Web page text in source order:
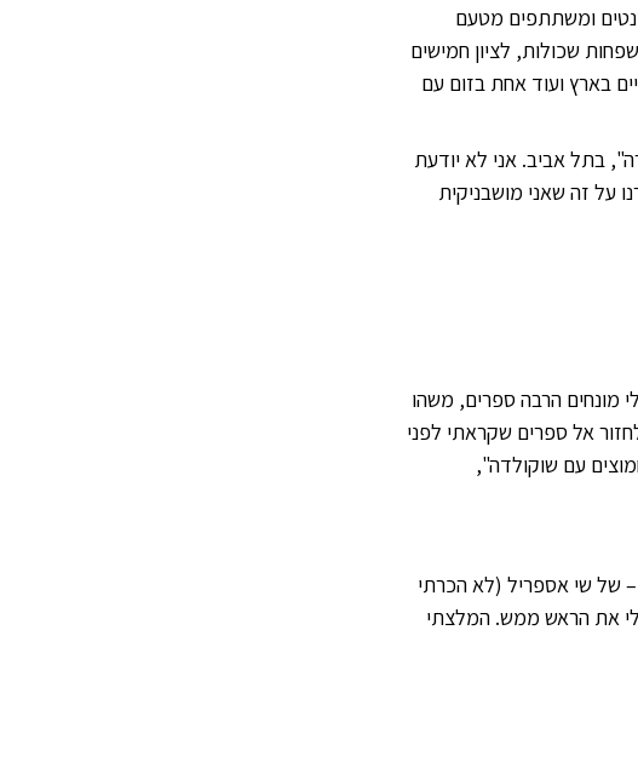
ומשתתפים מטעם
שכולות, לציון חמישים
בארץ ועוד אחת בזום עם
בתל אביב. אני לא יודעת
על זה שאני מושבניקית
מונחים הרבה ספרים, משהו
לחזור אל ספרים שקראתי לפני
עם שוקולדה",
של שי אספריל (לא הכרתי
לי את הראש ממש. המלצתי